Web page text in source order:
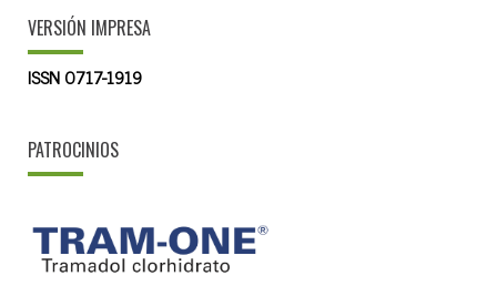
VERSIÓN IMPRESA
ISSN 0717-1919
PATROCINIOS